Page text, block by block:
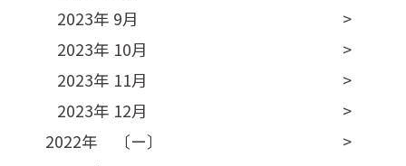
2023年 9月
2023年 10月
2023年 11月
2023年 12月
2022年 〔ー〕